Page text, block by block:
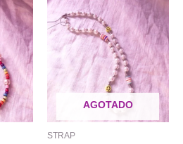
AGOTADO
STRAP